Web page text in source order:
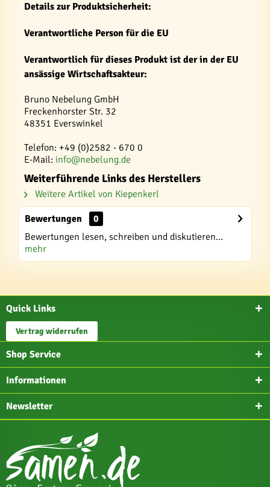
Details zur Produktsicherheit:
Verantwortliche Person für die EU
Verantwortlich für dieses Produkt ist der in der EU
ansässige Wirtschaftsakteur:
Bruno Nebelung GmbH
Freckenhorster Str. 32
48351 Everswinkel
Telefon: +49 (0)2582 - 670 0
E-Mail: info@nebelung.de
Weiterführende Links des Herstellers
Weitere Artikel von Kiepenkerl
Bewertungen
0
Bewertungen lesen, schreiben und diskutieren...
mehr
Quick Links
Vertrag widerrufen
Shop Service
Informationen
Newsletter